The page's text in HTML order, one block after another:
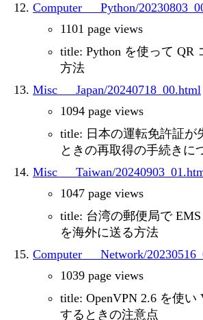
Computer___Python/
1101 page views
title: Python を使って QR
方法
Misc___Japan/20240718_00.html
1094 page views
title: 日本の運転免許証が
ときの再取得の手続きに
Misc___Taiwan/
1047 page views
title: 台湾の郵便局で
を海外に送る方法
Computer___Network/
1039 page views
title: OpenVPN 2.6 を使い
するときの注意点